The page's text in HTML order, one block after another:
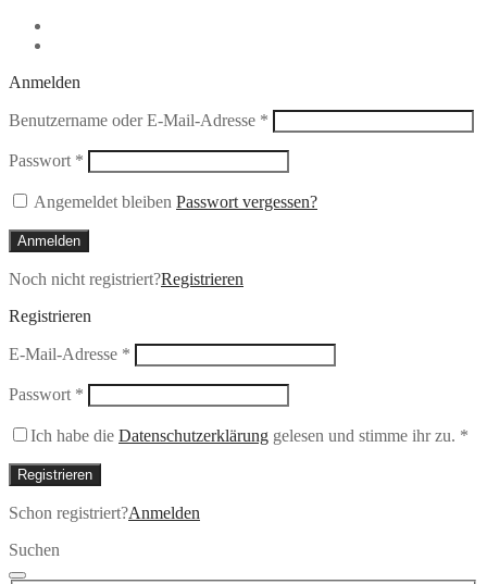
Anmelden
Benutzername oder E-Mail-Adresse *
Passwort *
Angemeldet bleiben Passwort vergessen?
Anmelden
Noch nicht registriert?Registrieren
Registrieren
E-Mail-Adresse *
Passwort *
Ich habe die Datenschutzerklärung gelesen und stimme ihr zu. *
Registrieren
Schon registriert?Anmelden
Suchen